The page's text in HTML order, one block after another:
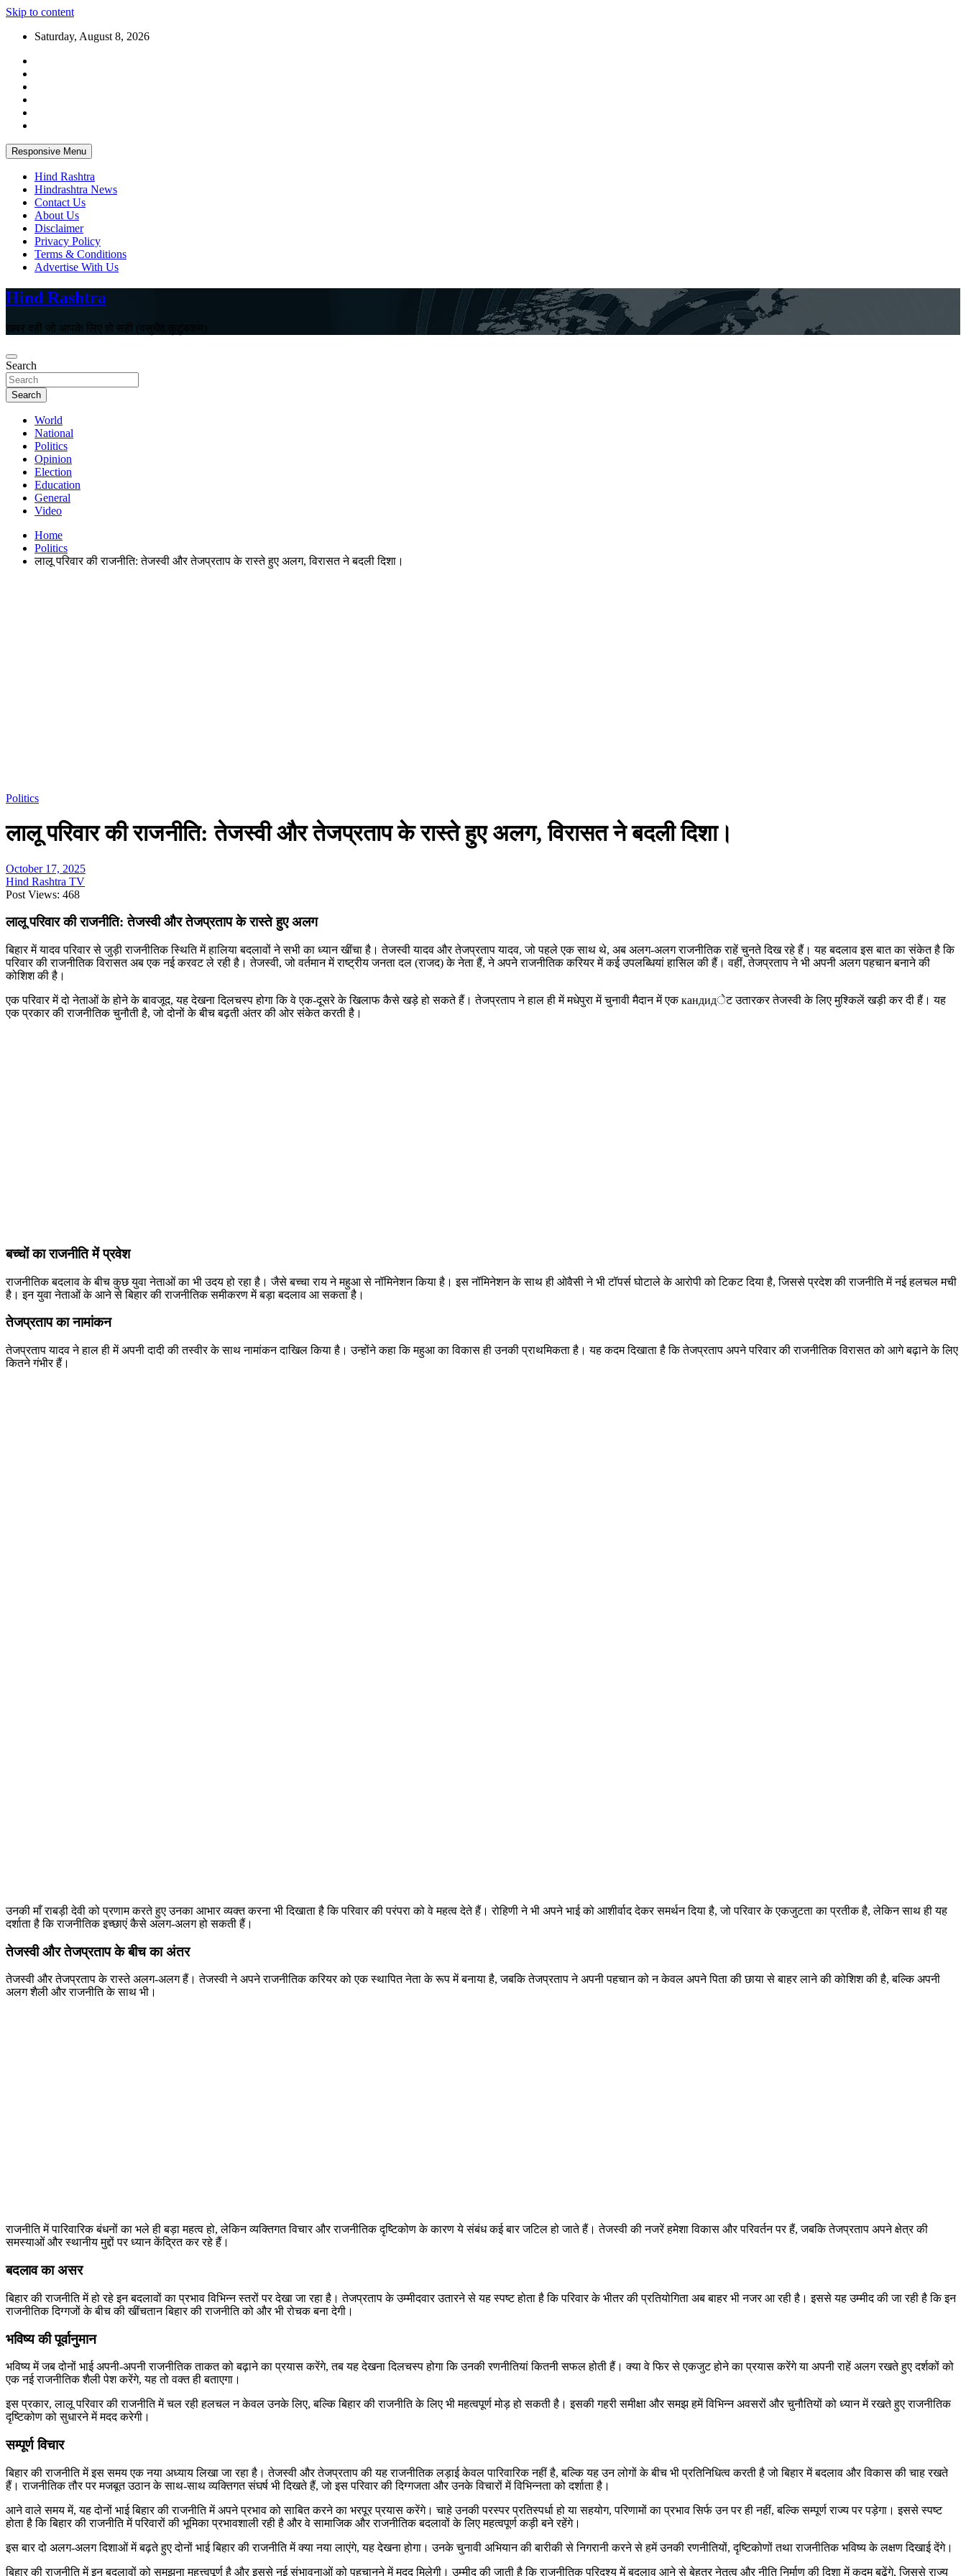
Skip to content
Saturday, August 8, 2026
Responsive Menu
Hind Rashtra
Hindrashtra News
Contact Us
About Us
Disclaimer
Privacy Policy
Terms & Conditions
Advertise With Us
Hind Rashtra
खबर वही जो आपके लिए हो सही (वसुधैव कुटुंबकम)
Search
Search
World
National
Politics
Opinion
Election
Education
General
Video
Home
Politics
लालू परिवार की राजनीति: तेजस्वी और तेजप्रताप के रास्ते हुए अलग, विरासत ने बदली दिशा।
Politics
लालू परिवार की राजनीति: तेजस्वी और तेजप्रताप के रास्ते हुए अलग, विरासत ने बदली दिशा।
October 17, 2025
Hind Rashtra TV
Post Views: 468
लालू परिवार की राजनीति: तेजस्वी और तेजप्रताप के रास्ते हुए अलग
बिहार में यादव परिवार से जुड़ी राजनीतिक स्थिति में हालिया बदलावों ने सभी का ध्यान खींचा है। तेजस्वी यादव और तेजप्रताप यादव, जो पहले एक साथ थे, अब अलग-अलग राजनीतिक राहें चुनते दिख रहे हैं। यह बदलाव इस बात का संकेत है कि
परिवार की राजनीतिक विरासत अब एक नई करवट ले रही है। तेजस्वी, जो वर्तमान में राष्ट्रीय जनता दल (राजद) के नेता हैं, ने अपने राजनीतिक करियर में कई उपलब्धियां हासिल की हैं। वहीं, तेजप्रताप ने भी अपनी अलग पहचान बनाने की
कोशिश की है।
एक परिवार में दो नेताओं के होने के बावजूद, यह देखना दिलचस्प होगा कि वे एक-दूसरे के खिलाफ कैसे खड़े हो सकते हैं। तेजप्रताप ने हाल ही में मधेपुरा में चुनावी मैदान में एक кандидेट उतारकर तेजस्वी के लिए मुश्किलें खड़ी कर दी हैं। यह
एक प्रकार की राजनीतिक चुनौती है, जो दोनों के बीच बढ़ती अंतर की ओर संकेत करती है।
बच्चों का राजनीति में प्रवेश
राजनीतिक बदलाव के बीच कुछ युवा नेताओं का भी उदय हो रहा है। जैसे बच्चा राय ने महुआ से नॉमिनेशन किया है। इस नॉमिनेशन के साथ ही ओवैसी ने भी टॉपर्स घोटाले के आरोपी को टिकट दिया है, जिससे प्रदेश की राजनीति में नई हलचल मची
है। इन युवा नेताओं के आने से बिहार की राजनीतिक समीकरण में बड़ा बदलाव आ सकता है।
तेजप्रताप का नामांकन
तेजप्रताप यादव ने हाल ही में अपनी दादी की तस्वीर के साथ नामांकन दाखिल किया है। उन्होंने कहा कि महुआ का विकास ही उनकी प्राथमिकता है। यह कदम दिखाता है कि तेजप्रताप अपने परिवार की राजनीतिक विरासत को आगे बढ़ाने के लिए
कितने गंभीर हैं।
उनकी माँ राबड़ी देवी को प्रणाम करते हुए उनका आभार व्यक्त करना भी दिखाता है कि परिवार की परंपरा को वे महत्व देते हैं। रोहिणी ने भी अपने भाई को आशीर्वाद देकर समर्थन दिया है, जो परिवार के एकजुटता का प्रतीक है, लेकिन साथ ही यह
दर्शाता है कि राजनीतिक इच्छाएं कैसे अलग-अलग हो सकती हैं।
तेजस्वी और तेजप्रताप के बीच का अंतर
तेजस्वी और तेजप्रताप के रास्ते अलग-अलग हैं। तेजस्वी ने अपने राजनीतिक करियर को एक स्थापित नेता के रूप में बनाया है, जबकि तेजप्रताप ने अपनी पहचान को न केवल अपने पिता की छाया से बाहर लाने की कोशिश की है, बल्कि अपनी
अलग शैली और राजनीति के साथ भी।
राजनीति में पारिवारिक बंधनों का भले ही बड़ा महत्व हो, लेकिन व्यक्तिगत विचार और राजनीतिक दृष्टिकोण के कारण ये संबंध कई बार जटिल हो जाते हैं। तेजस्वी की नजरें हमेशा विकास और परिवर्तन पर हैं, जबकि तेजप्रताप अपने क्षेत्र की
समस्याओं और स्थानीय मुद्दों पर ध्यान केंद्रित कर रहे हैं।
बदलाव का असर
बिहार की राजनीति में हो रहे इन बदलावों का प्रभाव विभिन्न स्तरों पर देखा जा रहा है। तेजप्रताप के उम्मीदवार उतारने से यह स्पष्ट होता है कि परिवार के भीतर की प्रतियोगिता अब बाहर भी नजर आ रही है। इससे यह उम्मीद की जा रही है कि इन
राजनीतिक दिग्गजों के बीच की खींचतान बिहार की राजनीति को और भी रोचक बना देगी।
भविष्य की पूर्वानुमान
भविष्य में जब दोनों भाई अपनी-अपनी राजनीतिक ताकत को बढ़ाने का प्रयास करेंगे, तब यह देखना दिलचस्प होगा कि उनकी रणनीतियां कितनी सफल होती हैं। क्या वे फिर से एकजुट होने का प्रयास करेंगे या अपनी राहें अलग रखते हुए दर्शकों को
एक नई राजनीतिक शैली पेश करेंगे, यह तो वक्त ही बताएगा।
इस प्रकार, लालू परिवार की राजनीति में चल रही हलचल न केवल उनके लिए, बल्कि बिहार की राजनीति के लिए भी महत्वपूर्ण मोड़ हो सकती है। इसकी गहरी समीक्षा और समझ हमें विभिन्न अवसरों और चुनौतियों को ध्यान में रखते हुए राजनीतिक
दृष्टिकोण को सुधारने में मदद करेगी।
सम्पूर्ण विचार
बिहार की राजनीति में इस समय एक नया अध्याय लिखा जा रहा है। तेजस्वी और तेजप्रताप की यह राजनीतिक लड़ाई केवल पारिवारिक नहीं है, बल्कि यह उन लोगों के बीच भी प्रतिनिधित्व करती है जो बिहार में बदलाव और विकास की चाह रखते
हैं। राजनीतिक तौर पर मजबूत उठान के साथ-साथ व्यक्तिगत संघर्ष भी दिखते हैं, जो इस परिवार की दिग्गजता और उनके विचारों में विभिन्नता को दर्शाता है।
आने वाले समय में, यह दोनों भाई बिहार की राजनीति में अपने प्रभाव को साबित करने का भरपूर प्रयास करेंगे। चाहे उनकी परस्पर प्रतिस्पर्धा हो या सहयोग, परिणामों का प्रभाव सिर्फ उन पर ही नहीं, बल्कि सम्पूर्ण राज्य पर पड़ेगा। इससे स्पष्ट
होता है कि बिहार की राजनीति में परिवारों की भूमिका प्रभावशाली रही है और वे सामाजिक और राजनीतिक बदलावों के लिए महत्वपूर्ण कड़ी बने रहेंगे।
इस बार दो अलग-अलग दिशाओं में बढ़ते हुए दोनों भाई बिहार की राजनीति में क्या नया लाएंगे, यह देखना होगा। उनके चुनावी अभियान की बारीकी से निगरानी करने से हमें उनकी रणनीतियों, दृष्टिकोणों तथा राजनीतिक भविष्य के लक्षण दिखाई देंगे।
बिहार की राजनीति में इन बदलावों को समझना महत्त्वपूर्ण है और इससे नई संभावनाओं को पहचानने में मदद मिलेगी। उम्मीद की जाती है कि राजनीतिक परिदृश्य में बदलाव आने से बेहतर नेतृत्व और नीति निर्माण की दिशा में कदम बढ़ेंगे, जिससे राज्य